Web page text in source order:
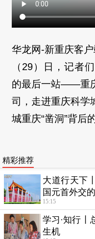
华龙网-新重庆客
（29）日，记者
的最后一站——重
司，走进重庆科学
城重庆“凿洞”背后
精彩推荐